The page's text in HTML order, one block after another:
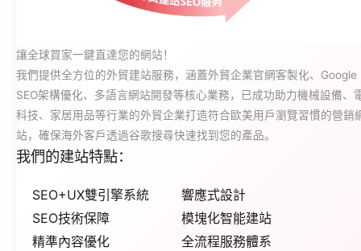
讓全球買家一鍵直達您的網站！
我們提供全方位的外貿建站服務，涵蓋外貿企業官網客製化、Google
SEO架構優化、多語言網站開發等核心業務，已成功助力機械設備、
科技、家居用品等行業的外貿企業打造符合歐美用戶瀏覽習慣的營銷
站，確保海外客戶透過谷歌搜尋快速找到您的產品。
我們的建站特點：
SEO+UX雙引擎系統
SEO技術保障
精準內容優化
響應式設計
模塊化智能建站
全流程服務體系